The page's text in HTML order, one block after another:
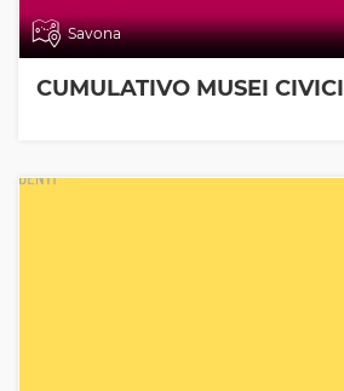
Savona
CUMULATIVO MUSEI CIVICI